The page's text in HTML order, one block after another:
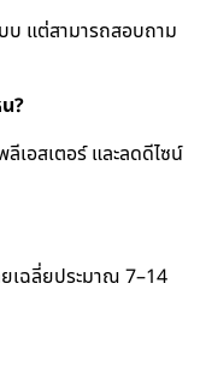
บ แต่สามารถสอบถาม
?
ลีเอสเตอร์ และลดดีไซน์
เฉลี่ยประมาณ 7–14